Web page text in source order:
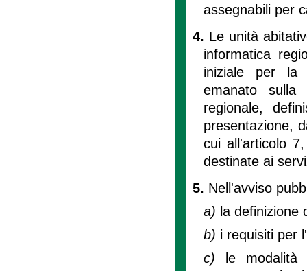
assegnabili per
4. Le unità
informatica
iniziale per la
emanato
regionale,
presentazione,
cui all'articolo
destinate ai
5. Nell'avviso
a) la definizione
b) i requisiti per
c)
le modalità